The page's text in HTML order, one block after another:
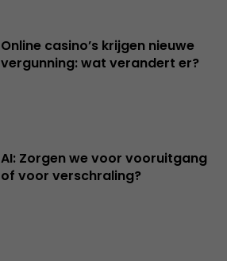
Online casino’s krijgen nieuwe
vergunning: wat verandert er?
AI: Zorgen we voor vooruitgang
of voor verschraling?